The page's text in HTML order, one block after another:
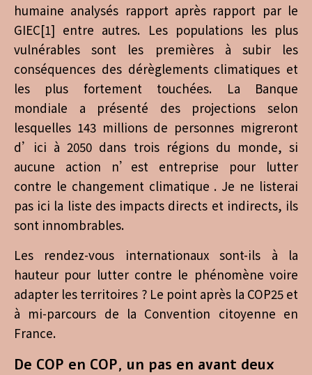
humaine analysés rapport après rapport par le
GIEC[1] entre autres. Les populations les plus
vulnérables sont les premières à subir les
conséquences des dérèglements climatiques et
les plus fortement touchées. La Banque
mondiale a présenté des projections selon
lesquelles 143 millions de personnes migreront
d’ici à 2050 dans trois régions du monde, si
aucune action n’est entreprise pour lutter
contre le changement climatique . Je ne listerai
pas ici la liste des impacts directs et indirects, ils
sont innombrables.
Les rendez-vous internationaux sont-ils à la
hauteur pour lutter contre le phénomène voire
adapter les territoires ? Le point après la COP25 et
à mi-parcours de la Convention citoyenne en
France.
De COP en COP, un pas en avant deux